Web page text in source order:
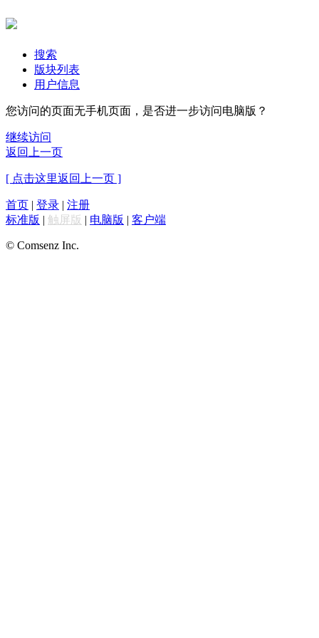
搜索
版块列表
用户信息
您访问的页面无手机页面，是否进一步访问电脑版？
继续访问
返回上一页
[ 点击这里返回上一页 ]
首页 | 登录 | 注册
标准版 | 触屏版 | 电脑版 | 客户端
© Comsenz Inc.